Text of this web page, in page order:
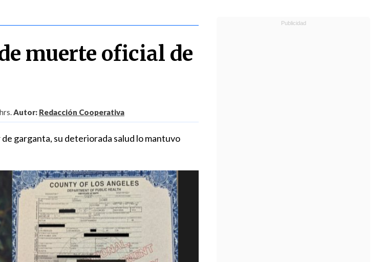
muerte oficial de
Autor: Redacción Cooperativa
garganta, su deteriorada salud lo mantuvo